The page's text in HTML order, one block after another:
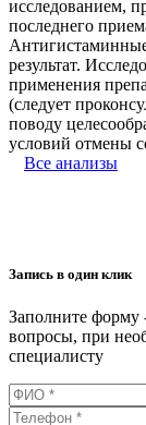
исследованием,
последнего
результат.
применения
(следует
поводу
условий отмены
Все анализы
Запись в один клик
Заполните форму
вопросы, при
специалисту